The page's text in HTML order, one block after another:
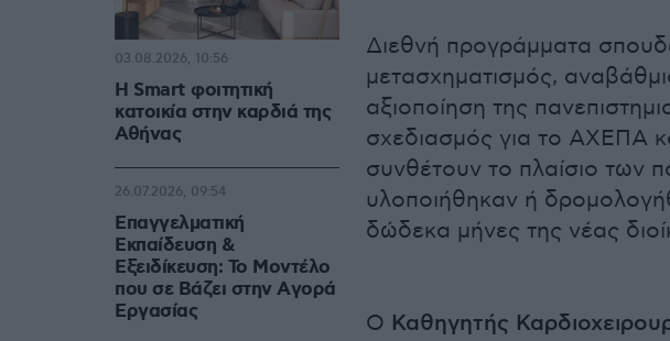
Διεθνή προγράμματα
μετασχηματισμός,
αξιοποίηση της
σχεδιασμός για το ΑΧΕΠΑ
συνθέτουν το πλαίσιο των
υλοποιήθηκαν ή
δώδεκα μήνες της νέας
Ο Καθηγητής
Η Smart φοιτητική
κατοικία στην καρδιά της
Αθήνας
03.08.2026, 10:56
Επαγγελματική
Εκπαίδευση &
Εξειδίκευση: Το Mοντέλο
που σε Bάζει στην Aγορά
Eργασίας
26.07.2026, 09:54